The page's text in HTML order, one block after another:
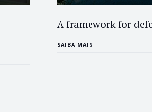
A framework for
SAIBA MAIS